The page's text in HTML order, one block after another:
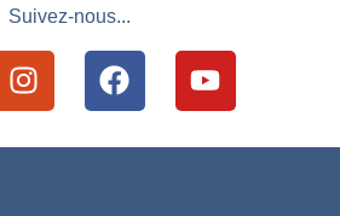
Suivez-nous...